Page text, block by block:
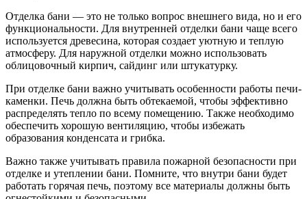
Отделка бани — это не только вопрос внешнего вида, но и его
функциональности. Для внутренней отделки бани чаще всего
используется древесина, которая создает уютную и теплую
атмосферу. Для наружной отделки можно использовать
облицовочный кирпич, сайдинг или штукатурку.
При отделке бани важно учитывать особенности работы печи-
каменки. Печь должна быть обтекаемой, чтобы эффективно
распределять тепло по всему помещению. Также необходимо
обеспечить хорошую вентиляцию, чтобы избежать
образования конденсата и грибка.
Важно также учитывать правила пожарной безопасности при
отделке и утеплении бани. Помните, что внутри бани будет
работать горячая печь, поэтому все материалы должны быть